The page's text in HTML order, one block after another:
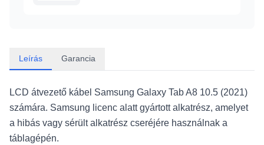
Leírás Garancia
LCD átvezető kábel Samsung Galaxy Tab A8 10.5 (2021)
számára. Samsung licenc alatt gyártott alkatrész, amelyet
a hibás vagy sérült alkatrész cseréjére használnak a
táblagépén.